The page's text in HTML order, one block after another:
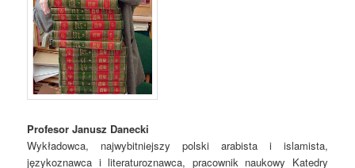
Profesor Janusz Danecki
Wykładowca, najwybitniejszy polski arabista i islamista,
językoznawca i literaturoznawca, pracownik naukowy Katedry